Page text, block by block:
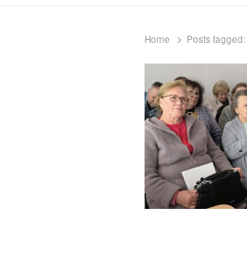
Home Posts tagged: